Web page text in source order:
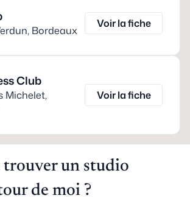
, Bordeaux
Voir la fiche
Club
Michelet,
Voir la fiche
un studio
de moi ?